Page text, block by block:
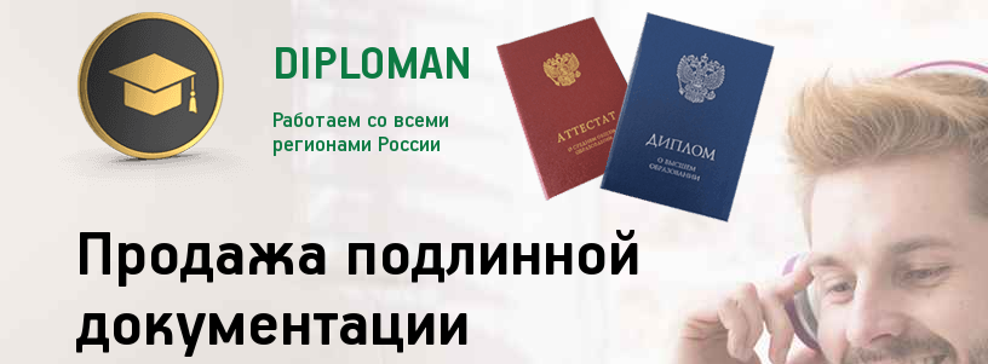
DIPLOMAN
Работаем со всеми
регионами России
Продажа подлинной
документации